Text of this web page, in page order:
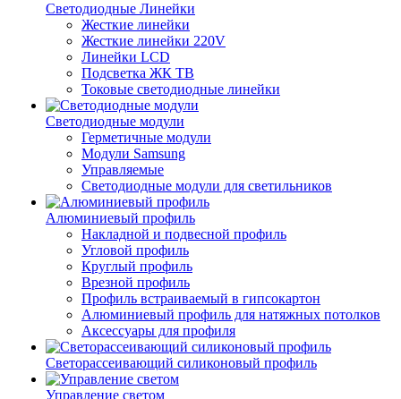
Светодиодные Линейки
Жесткие линейки
Жесткие линейки 220V
Линейки LCD
Подсветка ЖК ТВ
Токовые светодиодные линейки
Светодиодные модули
Герметичные модули
Модули Samsung
Управляемые
Светодиодные модули для светильников
Алюминиевый профиль
Накладной и подвесной профиль
Угловой профиль
Круглый профиль
Врезной профиль
Профиль встраиваемый в гипсокартон
Алюминиевый профиль для натяжных потолков
Аксессуары для профиля
Светорассеивающий силиконовый профиль
Управление светом